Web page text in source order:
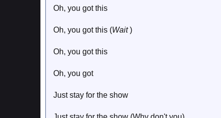
Oh, you got this
Oh, you got this (Wait)
Oh, you got this
Oh, you got
Just stay for the show